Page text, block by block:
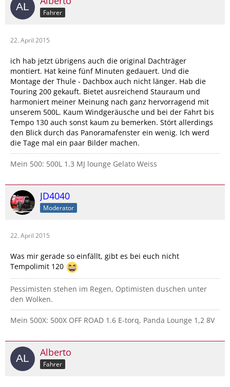
Fahrer
22. April 2015
ich hab jetzt übrigens auch die original Dachträger
montiert. Hat keine fünf Minuten gedauert. Und die
Montage der Thule - Dachbox auch nicht länger. Hab die
Touring 200 gekauft. Bietet ausreichend Stauraum und
harmoniert meiner Meinung nach ganz hervorragend mit
unserem 500L. Kaum Windgeräusche und bei der Fahrt bis
Tempo 130 auch sonst kaum zu bemerken. Stört allerdings
den Blick durch das Panoramafenster ein wenig. Ich werd
die Tage mal ein paar Bilder machen.
Mein 500: 500L 1.3 MJ lounge Gelato Weiss
JD4040
Moderator
22. April 2015
Was mir gerade so einfällt, gibt es bei euch nicht
Tempolimit 120
Pessimisten stehen im Regen, Optimisten duschen unter
den Wolken.
Mein 500X: 500X OFF ROAD 1.6 E-torq, Panda Lounge 1,2 8V
Alberto
Fahrer